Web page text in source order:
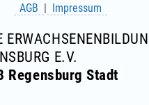
AGB
Impressum
E.V.
Regensburg Stadt